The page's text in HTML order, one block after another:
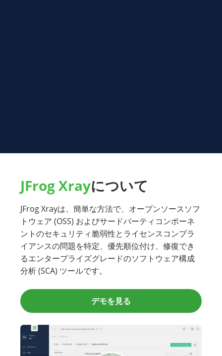
JFrog Xrayについて
JFrog Xrayは、簡単な方法で、オープンソースソフ
トウェア (OSS) およびサードパーティコンポーネ
ントのセキュリティ脆弱性とライセンスコンプラ
イアンスの問題を特定、優先順位付け、修復でき
るエンタープライズグレードのソフトウェア構成
分析 (SCA) ツールです。
デモを見る